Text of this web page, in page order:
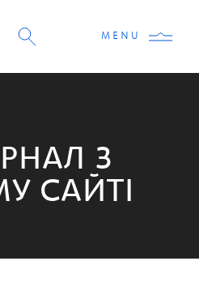
MENU
З
САЙТІ